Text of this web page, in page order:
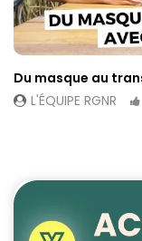
Du masque au
L'ÉQUIPE RGNR